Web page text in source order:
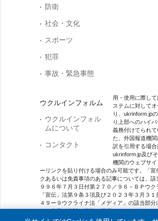
防衛
社会・文化
スポーツ
犯罪
事故・緊急事態
ウクルインフォルム
ウクルインフォル
ムについて
コンタクト
用・使用に際し
ステムに対して
り、ukrinform.jp
り上部へのハイ
義務付けてられて
た、外国報道機
訳を引用する場合
ukrinform.jp及び
機関のウェブサ
ーリンクを貼り付ける場合のみ可能です。「宣
クあるいは免責事項のある記事については、該
９９６年７月３日付第２７０／９６－ＢＰウク
「宣伝」法第９条３項及び２０２３年３月３１
４９ー９ウクライナ法「メディア」の該当部分
で、合意／会計を根拠に掲載されています。